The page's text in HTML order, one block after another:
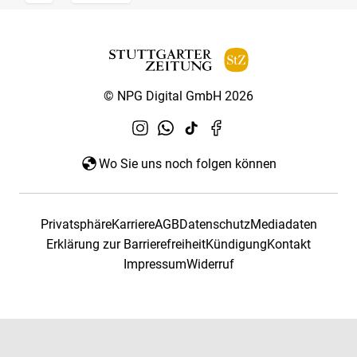
© NPG Digital GmbH 2026
Wo Sie uns noch folgen können
PrivatsphäreKarriereAGBDatenschutzMediadaten
Erklärung zur BarrierefreiheitKündigungKontakt
ImpressumWiderruf